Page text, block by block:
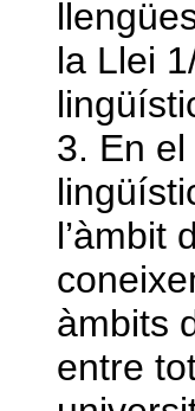
la Llei
3. En
l’àmbit
àmbits
entre